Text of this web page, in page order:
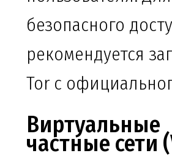
безопасного
рекомендуется
Tor с
Виртуальные
частные сети